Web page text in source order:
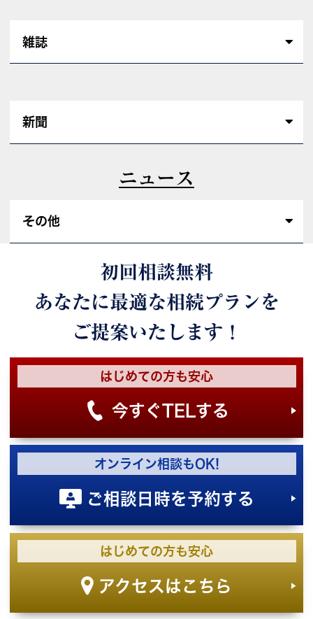
雑誌
新聞
ニュース
その他
初回相談無料
あなたに最適な相続プランを
ご提案いたします！
はじめての方も安心
今すぐTELする
オンライン相談もOK!
ご相談日時を予約する
はじめての方も安心
アクセスはこちら